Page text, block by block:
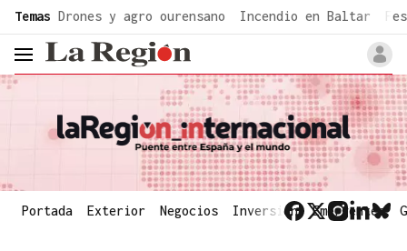
Temas Drones y agro ourensano Incendio en Baltar
header.menu.open
Portada Exterior Negocios Inversión Emergentes